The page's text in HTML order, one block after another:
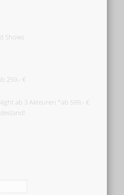
Shows
259,- €
ab 3 Akteuren *ab 599,- €